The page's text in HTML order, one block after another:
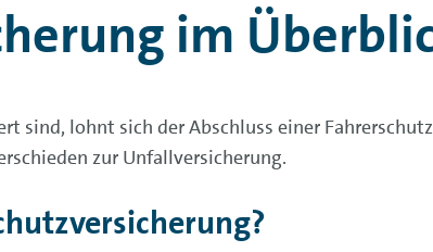
im
sind, lohnt sich der Abschluss einer
zur Unfallversicherung.